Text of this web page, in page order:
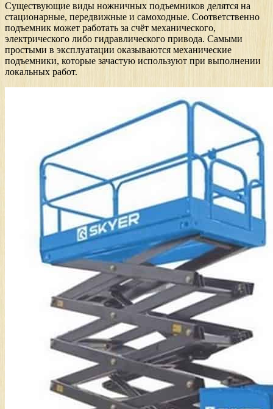
Существующие виды ножничных подъемников делятся на
стационарные, передвижные и самоходные. Соответственно
подъемник может работать за счёт механического,
электрического либо гидравлического привода. Самыми
простыми в эксплуатации оказываются механические
подъемники, которые зачастую используют при выполнении
локальных работ.